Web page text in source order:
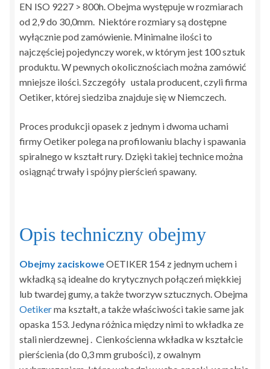
EN ISO 9227 > 800h. Obejma występuje w rozmiarach
od 2,9 do 30,0mm. Niektóre rozmiary są dostępne
wyłącznie pod zamówienie. Minimalne ilości to
najczęściej pojedynczy worek, w którym jest 100 sztuk
produktu. W pewnych okolicznościach można zamówić
mniejsze ilości. Szczegóły ustala producent, czyli firma
Oetiker, której siedziba znajduje się w Niemczech.
Proces produkcji opasek z jednym i dwoma uchami
firmy Oetiker polega na profilowaniu blachy i spawania
spiralnego w kształt rury. Dzięki takiej technice można
osiągnąć trwały i spójny pierścień spawany.
Opis techniczny obejmy
Obejmy zaciskoweOETIKER 154 z jednym uchem i
wkładką są idealne do krytycznych połączeń miękkiej
lub twardej gumy, a także tworzyw sztucznych. Obejma
Oetikerma kształt, a także właściwości takie same jak
opaska 153. Jedyna różnica między nimi to wkładka ze
stali nierdzewnej . Cienkościenna wkładka w kształcie
pierścienia (do 0,3 mm grubości), z owalnym